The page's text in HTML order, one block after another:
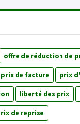
offre de réduction de
prix de facture prix
liberté des prix
de reprise